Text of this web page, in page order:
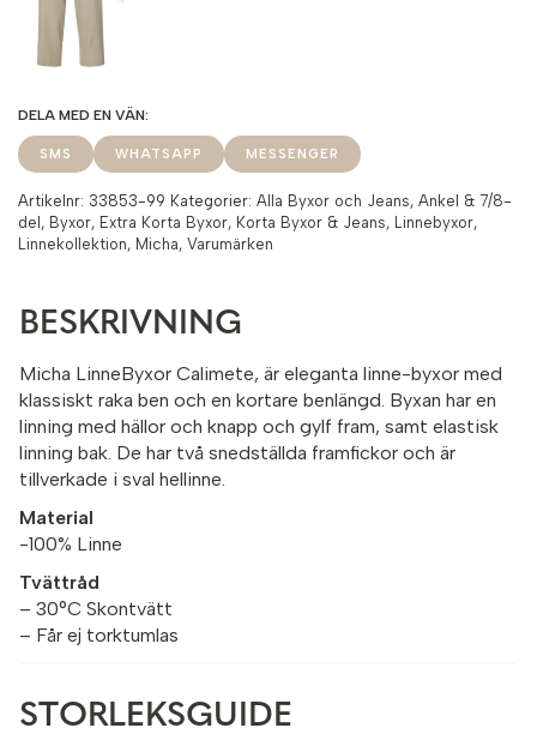
SMS WHATSAPP MESSENGER
Artikelnr: 33853-99 Kategorier: Alla Byxor och Jeans, Ankel & 7/8-
del , Byxor, Extra Korta Byxor, Korta Byxor & Jeans, Linnebyxor,
Linnekollektion, Micha, Varumärken
BESKRIVNING
Micha LinneByxor Calimete, är eleganta linne-byxor med
klassiskt raka ben och en kortare benlängd. Byxan har en
linning med hällor och knapp och gylf fram, samt elastisk
linning bak. De har två snedställda framfickor och är
tillverkade i sval hellinne.
Material
-100% Linne
Tvättråd
– 30°C Skontvätt
– Får ej torktumlas
STORLEKSGUIDE